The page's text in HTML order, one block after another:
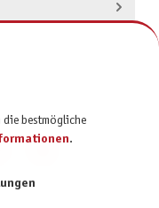
die bestmögliche
.